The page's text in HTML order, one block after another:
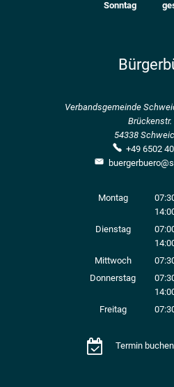
Sonntag
Verbandsgemeinde
Brückenstr.
54338
+49 6502
Montag
Dienstag
Mittwoch
Donnerstag
Freitag
Termin